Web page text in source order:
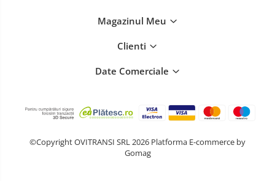
Magazinul Meu
Clienti
Date Comerciale
©Copyright OVITRANSI SRL 2026 Platforma E-commerce by
Gomag